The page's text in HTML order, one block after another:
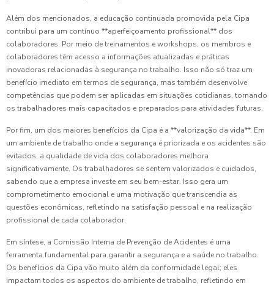
Além dos mencionados, a educação continuada promovida pela Cipa
contribui para um contínuo **aperfeiçoamento profissional** dos
colaboradores. Por meio de treinamentos e workshops, os membros e
colaboradores têm acesso a informações atualizadas e práticas
inovadoras relacionadas à segurança no trabalho. Isso não só traz um
benefício imediato em termos de segurança, mas também desenvolve
competências que podem ser aplicadas em situações cotidianas, tornando
os trabalhadores mais capacitados e preparados para atividades futuras.
Por fim, um dos maiores benefícios da Cipa é a **valorização da vida**. Em
um ambiente de trabalho onde a segurança é priorizada e os acidentes são
evitados, a qualidade de vida dos colaboradores melhora
significativamente. Os trabalhadores se sentem valorizados e cuidados,
sabendo que a empresa investe em seu bem-estar. Isso gera um
comprometimento emocional e uma motivação que transcendia as
questões econômicas, refletindo na satisfação pessoal e na realização
profissional de cada colaborador.
Em síntese, a Comissão Interna de Prevenção de Acidentes é uma
ferramenta fundamental para garantir a segurança e a saúde no trabalho.
Os benefícios da Cipa vão muito além da conformidade legal; eles
impactam todos os aspectos do ambiente de trabalho, refletindo em